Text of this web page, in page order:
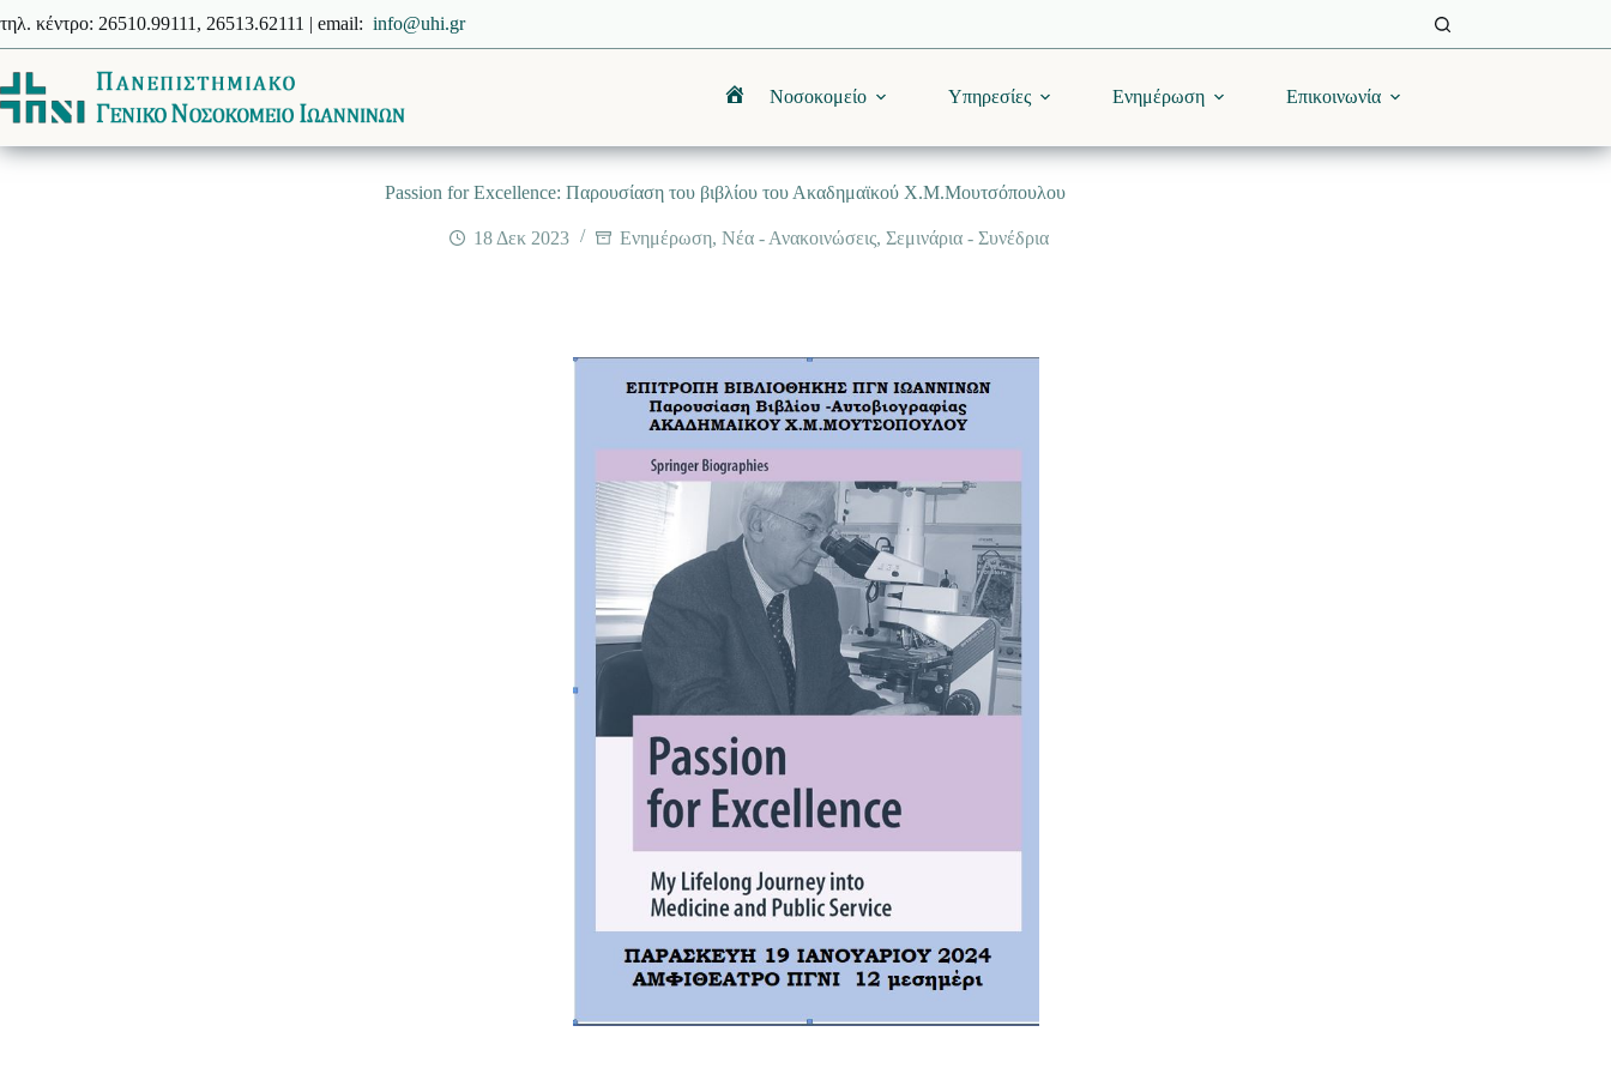
στο
περιεχόμενο
τηλ. κέντρο: 26510.99111, 26513.62111 | email: info@uhi.gr
ΑρχικήΝοσοκομείο Υπηρεσίες Ενημέρωση Επικοινωνία
Passion for Excellence: Παρουσίαση του βιβλίου του Ακαδημαϊκού Χ.Μ.Μουτσόπουλου
18 Δεκ 2023 Ενημέρωση, Νέα - Ανακοινώσεις, Σεμινάρια - Συνέδρια